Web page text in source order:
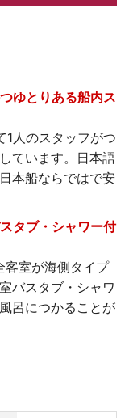
ゆとりある船内ス
1人のスタッフがつ
ています。日本語
本船ならではで安
タブ・シャワー付
客室が海側タイプ
バスタブ・シャワ
呂につかることが